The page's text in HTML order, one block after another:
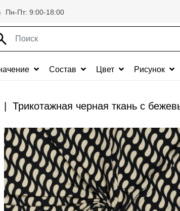
Пн-Пт: 9:00-18:00
Состав Цвет Рисунок
Трикотажная черная ткань с